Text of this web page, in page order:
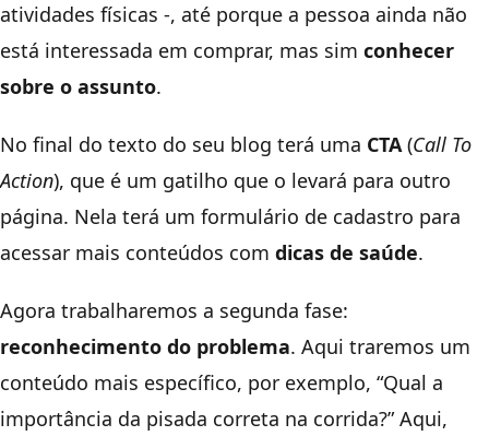
atividades físicas -, até porque a pessoa ainda não
está interessada em comprar, mas sim conhecer
sobre o assunto.
No final do texto do seu blog terá uma CTA(Call To
Action), que é um gatilho que o levará para outro
página. Nela terá um formulário de cadastro para
acessar mais conteúdos com dicas de saúde.
Agora trabalharemos a segunda fase:
reconhecimento do problema. Aqui traremos um
conteúdo mais específico, por exemplo, “Qual a
importância da pisada correta na corrida?” Aqui,